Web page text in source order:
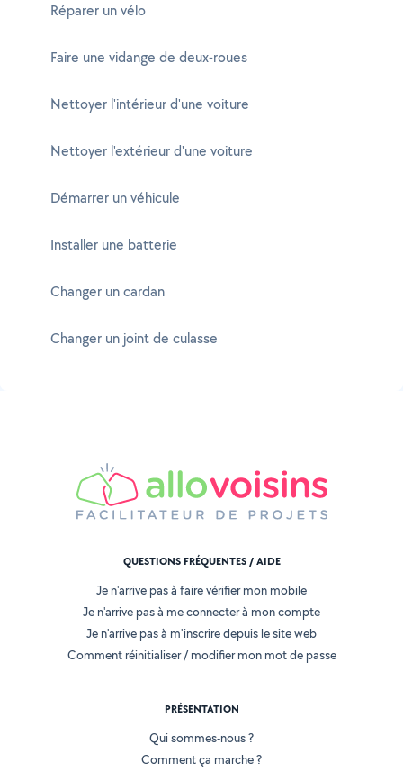
Réparer un vélo
Faire une vidange de deux-roues
Nettoyer l'intérieur d'une voiture
Nettoyer l'extérieur d'une voiture
Démarrer un véhicule
Installer une batterie
Changer un cardan
Changer un joint de culasse
QUESTIONS FRÉQUENTES / AIDE
Je n'arrive pas à faire vérifier mon mobile
Je n'arrive pas à me connecter à mon compte
Je n'arrive pas à m'inscrire depuis le site web
Comment réinitialiser / modifier mon mot de passe
PRÉSENTATION
Qui sommes-nous ?
Comment ça marche ?